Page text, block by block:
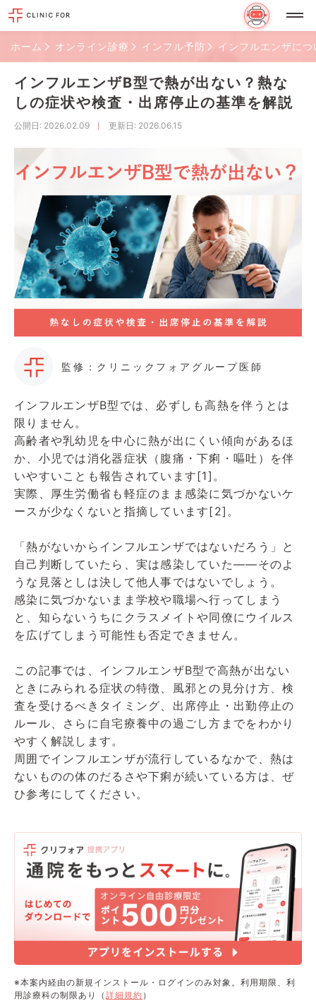
ホーム オンライン診療 インフル予防 インフルエンザにつ
インフルエンザB型で熱が出ない？熱な
しの症状や検査・出席停止の基準を解説
公開日 : 2026.02.09 更新日 : 2026.06.15
監修：クリニックフォアグループ医師
インフルエンザB型では、必ずしも高熱を伴うとは
限りません。
高齢者や乳幼児を中心に熱が出にくい傾向があるほ
か、小児では消化器症状（腹痛・下痢・嘔吐）を伴
いやすいことも報告されています[1]。
実際、厚生労働省も軽症のまま感染に気づかないケ
ースが少なくないと指摘しています[2]。
「熱がないからインフルエンザではないだろう」と
自己判断していたら、実は感染していた――そのよ
うな見落としは決して他人事ではないでしょう。
感染に気づかないまま学校や職場へ行ってしまう
と、知らないうちにクラスメイトや同僚にウイルス
を広げてしまう可能性も否定できません。
この記事では、インフルエンザB型で高熱が出ない
ときにみられる症状の特徴、風邪との見分け方、検
査を受けるべきタイミング、出席停止・出勤停止の
ルール、さらに自宅療養中の過ごし方までをわかり
やすく解説します。
周囲でインフルエンザが流行しているなかで、熱は
ないものの体のだるさや下痢が続いている方は、ぜ
ひ参考にしてください。
※本案内経由の新規インストール・ログインのみ対象。利用期限、利
用診療科の制限あり（ 詳細規約 ）